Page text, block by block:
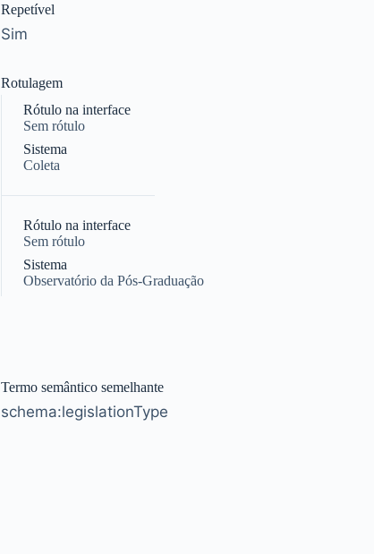
Repetível
Sim
Rotulagem
Rótulo na interface
Sem rótulo
Sistema
Coleta
Rótulo na interface
Sem rótulo
Sistema
Observatório da Pós-Graduação
Termo semântico semelhante
schema:legislationType